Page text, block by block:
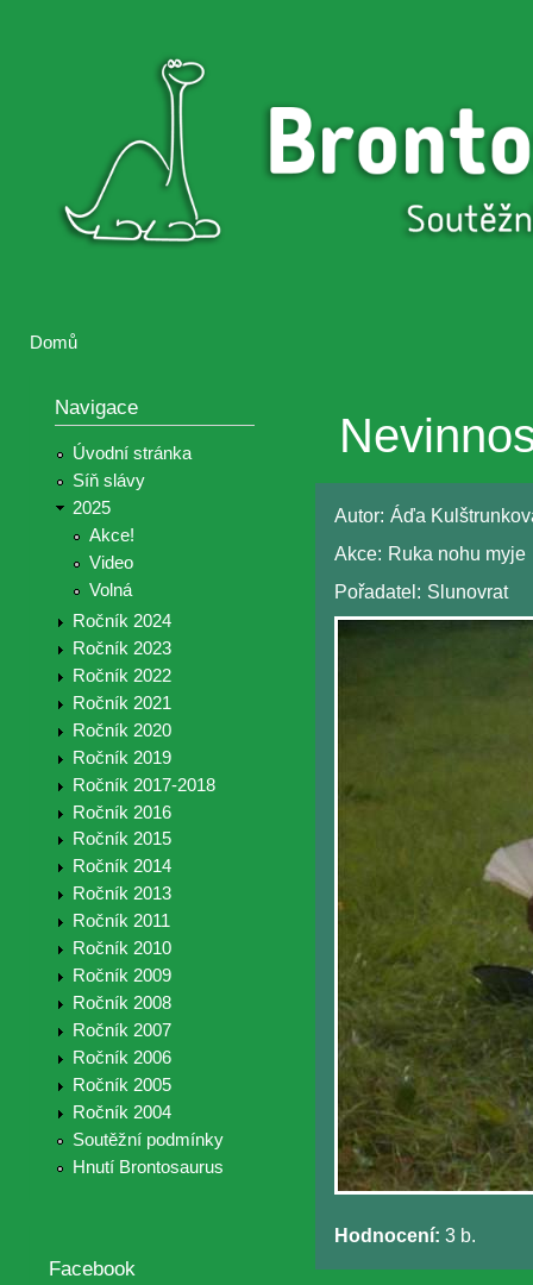
Brontosaurus
Brontosaurus
Domů
Navigace
Úvodní stránka
Síň slávy
2025
Akce!
Video
Volná
Ročník 2024
Ročník 2023
Ročník 2022
Ročník 2021
Ročník 2020
Ročník 2019
Ročník 2017-2018
Ročník 2016
Ročník 2015
Ročník 2014
Ročník 2013
Ročník 2011
Ročník 2010
Ročník 2009
Ročník 2008
Ročník 2007
Ročník 2006
Ročník 2005
Ročník 2004
Soutěžní podmínky
Hnutí Brontosaurus
Facebook
Autor: Áďa
Akce: Ruka nohu myje
Pořadatel: Slunovrat
Hodnocení: 3 b.